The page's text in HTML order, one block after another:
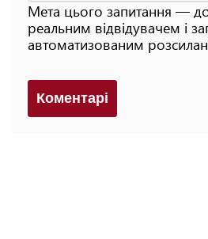
Мета цього запитання —
реальним відвідувачем і
автоматизованим
Коментарi